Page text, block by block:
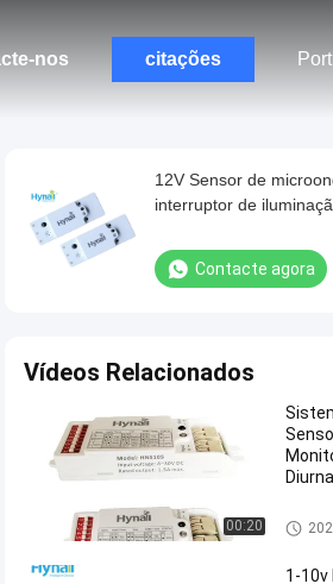
nos citações
12V Sensor de
interruptor de
Contacte agora
Vídeos Relacionados
00:20
V
1-10v